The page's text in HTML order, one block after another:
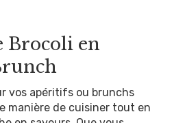
Brocoli en
vos apéritifs ou brunchs
manière de cuisiner tout en